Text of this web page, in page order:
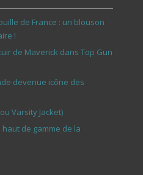
de France : un blouson
!
de Maverick dans Top Gun
devenue icône des
Varsity Jacket)
de gamme de la